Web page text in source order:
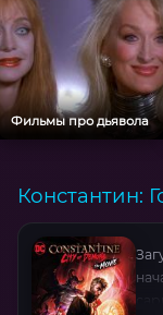
Фильмы про дьявола
Константин: